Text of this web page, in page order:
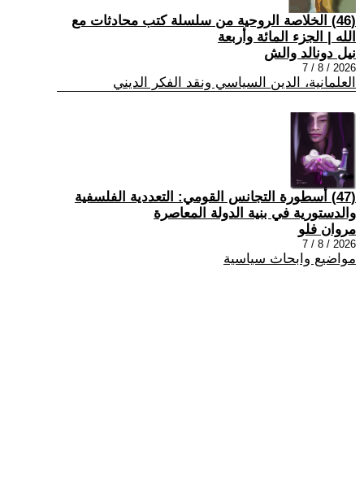
(46) الخلاصة الروحية من سلسلة كتب محادثات مع
الله | الجزء المائة وأربعة
نيل دونالد والش
2026 / 8 / 7
العلمانية، الدين السياسي ونقد الفكر الديني
(47) أسطورة التجانس القومي: التعددية الفلسفية
والدستورية في بنية الدولة المعاصرة
مروان فلو
2026 / 8 / 7
مواضيع وابحاث سياسية